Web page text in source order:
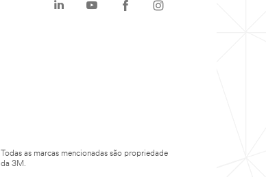
Todas as marcas mencionadas são propriedade
da 3M.